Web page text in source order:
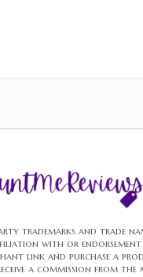
trademarks and trade
with or endorsement
link and purchase a
a commission from the